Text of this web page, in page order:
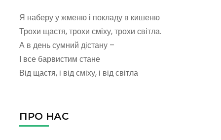
Я наберу у жменю і покладу в кишеню
Трохи щастя, трохи сміху, трохи світла.
А в день сумний дістану –
І все барвистим стане
Від щастя, і від сміху, і від світла
ПРО НАС